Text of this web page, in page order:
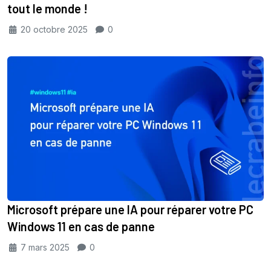
tout le monde !
20 octobre 2025 0
Microsoft prépare une IA pour réparer votre PC
Windows 11 en cas de panne
7 mars 2025 0